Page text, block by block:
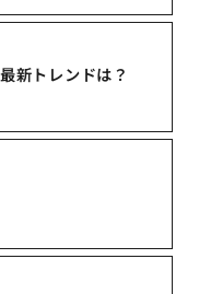
新トレンドは？